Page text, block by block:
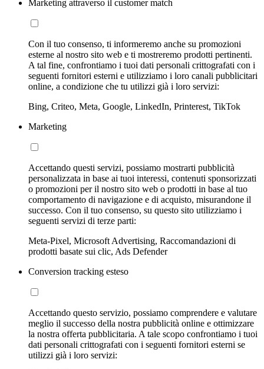
Marketing attraverso il customer match
Con il tuo consenso, ti informeremo anche su promozioni
esterne al nostro sito web e ti mostreremo prodotti pertinenti.
A tal fine, confrontiamo i tuoi dati personali crittografati con i
seguenti fornitori esterni e utilizziamo i loro canali pubblicitari
online, a condizione che tu utilizzi già i loro servizi:
Bing, Criteo, Meta, Google, LinkedIn, Printerest, TikTok
Marketing
Accettando questi servizi, possiamo mostrarti pubblicità
personalizzata in base ai tuoi interessi, contenuti sponsorizzati
o promozioni per il nostro sito web o prodotti in base al tuo
comportamento di navigazione e di acquisto, misurandone il
successo. Con il tuo consenso, su questo sito utilizziamo i
seguenti servizi di terze parti:
Meta-Pixel, Microsoft Advertising, Raccomandazioni di
prodotti basate sui clic, Ads Defender
Conversion tracking esteso
Accettando questo servizio, possiamo comprendere e valutare
meglio il successo della nostra pubblicità online e ottimizzare
la nostra offerta pubblicitaria. A tale scopo confrontiamo i tuoi
dati personali crittografati con i seguenti fornitori esterni se
utilizzi già i loro servizi: